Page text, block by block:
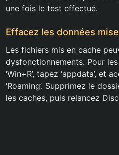
une fois le test effectué.
Effacez les données
Les fichiers mis en cache
dysfonctionnements. Pour
‘Win+R’, tapez ‘appdata’, et
‘Roaming’. Supprimez le
les caches, puis relancez